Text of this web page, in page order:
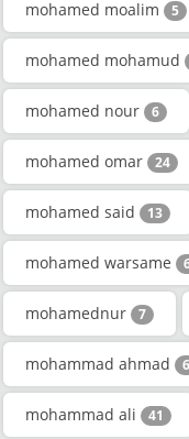
mohamed moalim 5
mohamed mohamud
mohamed nour 6
mohamed omar 24
mohamed said 13
mohamed warsame
mohamednur 7
mohammad ahmad 6
mohammad ali 41